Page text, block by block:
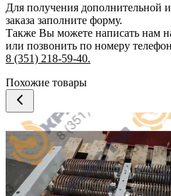
Для получения дополнительной
заказа заполните форму.
Также Вы можете написать нам
или позвонить по номеру
8 (351) 218-59-40.
Похожие товары